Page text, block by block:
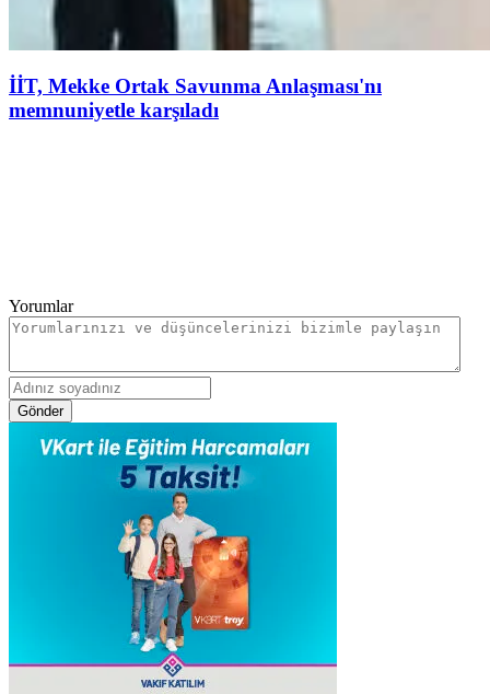
İİT, Mekke Ortak Savunma Anlaşması'nı
memnuniyetle karşıladı
Yorumlar
Gönder